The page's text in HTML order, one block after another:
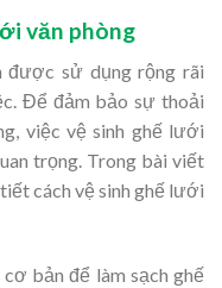
văn phòng
sử dụng rộng rãi
Để đảm bảo sự thoải
việc vệ sinh ghế lưới
trọng. Trong bài viết
cách vệ sinh ghế lưới
bản để làm sạch ghế